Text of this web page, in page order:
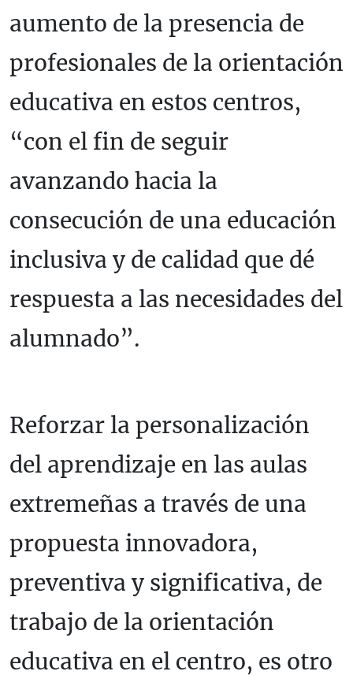
aumento de la presencia de
profesionales de la orientación
educativa en estos centros,
“con el fin de seguir
avanzando hacia la
consecución de una educación
inclusiva y de calidad que dé
respuesta a las necesidades del
alumnado”.
Reforzar la personalización
del aprendizaje en las aulas
extremeñas a través de una
propuesta innovadora,
preventiva y significativa, de
trabajo de la orientación
educativa en el centro, es otro